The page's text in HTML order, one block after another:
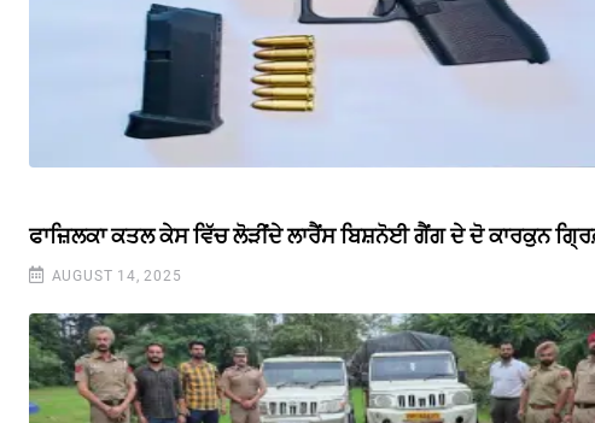
ਫਾਜ਼ਿਲਕਾ ਕਤਲ ਕੇਸ ਵਿੱਚ ਲੋੜੀਂਦੇ ਲਾਰੈਂਸ ਬਿਸ਼ਨੋਈ ਗੈਂਗ ਦੇ ਦੋ ਕਾਰਕੁਨ
AUGUST 14, 2025